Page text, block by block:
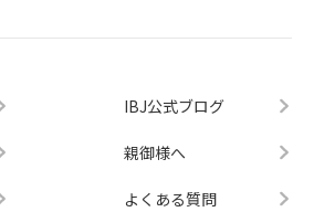
IBJ公式ブログ
親御様へ
よくある質問